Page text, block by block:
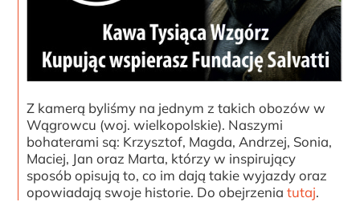
Z kamerą byliśmy na jednym z takich obozów w
Wągrowcu (woj. wielkopolskie). Naszymi
bohaterami są: Krzysztof, Magda, Andrzej, Sonia,
Maciej, Jan oraz Marta, którzy w inspirujący
sposób opisują to, co im dają takie wyjazdy oraz
opowiadają swoje historie. Do obejrzeniatutaj.